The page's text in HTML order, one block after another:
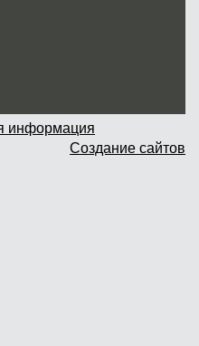
самовывоз
информация
Создание сайтов